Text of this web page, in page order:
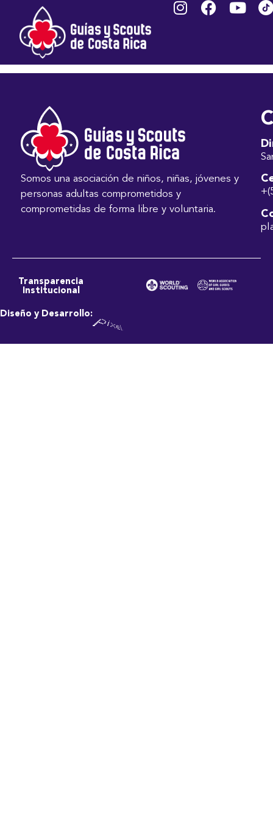
SALAZAR SOLANO
ANA YENSI
Somos una asociación de niños, niñas, jóvenes y
personas adultas comprometidos y
comprometidas de forma libre y voluntaria.
Transparencia
Institucional
Diseño y Desarrollo: